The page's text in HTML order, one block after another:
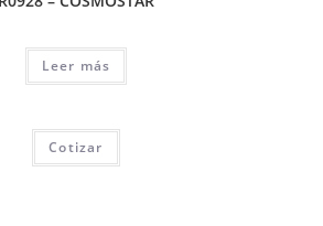
Leer más
Cotizar